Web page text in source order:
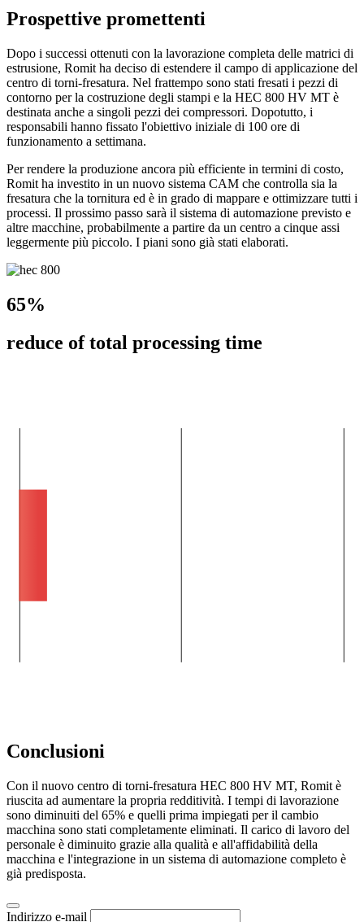
Prospettive promettenti
Dopo i successi ottenuti con la lavorazione completa delle matrici di
estrusione, Romit ha deciso di estendere il campo di applicazione del
centro di torni-fresatura. Nel frattempo sono stati fresati i pezzi di
contorno per la costruzione degli stampi e la HEC 800 HV MT è
destinata anche a singoli pezzi dei compressori. Dopotutto, i
responsabili hanno fissato l'obiettivo iniziale di 100 ore di
funzionamento a settimana.
Per rendere la produzione ancora più efficiente in termini di costo,
Romit ha investito in un nuovo sistema CAM che controlla sia la
fresatura che la tornitura ed è in grado di mappare e ottimizzare tutti i
processi. Il prossimo passo sarà il sistema di automazione previsto e
altre macchine, probabilmente a partire da un centro a cinque assi
leggermente più piccolo. I piani sono già stati elaborati.
65%
reduce of total processing time
Conclusioni
Con il nuovo centro di torni-fresatura HEC 800 HV MT, Romit è
riuscita ad aumentare la propria redditività. I tempi di lavorazione
sono diminuiti del 65% e quelli prima impiegati per il cambio
macchina sono stati completamente eliminati. Il carico di lavoro del
personale è diminuito grazie alla qualità e all'affidabilità della
macchina e l'integrazione in un sistema di automazione completo è
già predisposta.
Indirizzo e-mail